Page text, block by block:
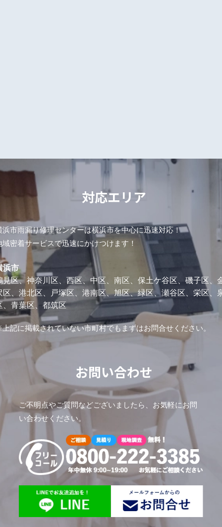
対応エリア
浜市雨漏り修理センターは横浜市を中心に迅速対応！
域密着サービスで迅速にかけつけます！
浜市
見区、神奈川区、西区、中区、南区、保土ケ谷区、磯子区、
区、港北区、戸塚区、港南区、旭区、緑区、瀬谷区、栄区、
、青葉区、都筑区
記に掲載されていない市町村でもまずはお問合せください。
お問い合わせ
ご不明点やご質問などございましたら、お気軽にお問
い合わせください。